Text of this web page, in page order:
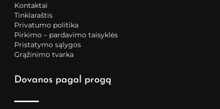
Kontaktai
Tinklaraštis
Privatumo politika
Pirkimo – pardavimo taisyklės
Pristatymo sąlygos
Grąžinimo tvarka
Dovanos pagal progą